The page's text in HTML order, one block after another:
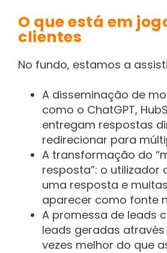
O que está em
clientes
No fundo, estamos a
A disseminação de
como o ChatGPT,
entregam respostas
redirecionar para
A transformação do
resposta”: o
uma resposta e
aparecer como fonte
A promessa de leads
leads geradas
vezes melhor do que